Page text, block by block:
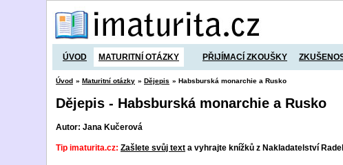
ÚVOD MATURITNÍ OTÁZKY PŘIJÍMACÍ ZKOUŠKY
Úvod » Maturitní otázky » Dějepis » Habsburská monarchie a Rusko
Dějepis - Habsburská monarchie a Rusko
Autor: Jana Kučerová
Tip imaturita.cz: Zašlete svůj text a vyhrajte knížků z Nakladatelství